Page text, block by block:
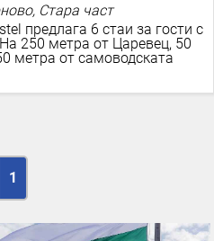
Стара част
предлага 6 стаи за гости с
250 метра от Царевец, 50
метра от самоводската
1